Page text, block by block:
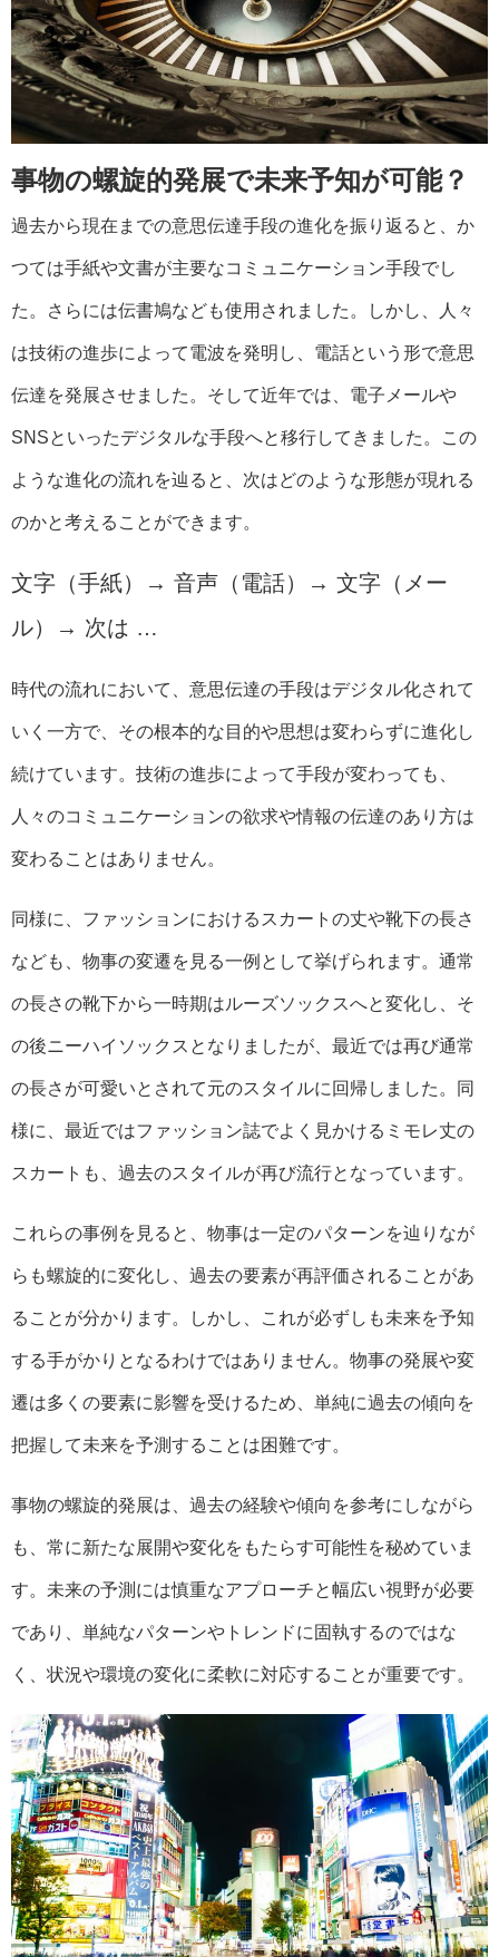
事物の螺旋的発展で未来予知が可能？
過去から現在までの意思伝達手段の進化を振り返ると、か
つては手紙や文書が主要なコミュニケーション手段でし
た。さらには伝書鳩なども使用されました。しかし、人々
は技術の進歩によって電波を発明し、電話という形で意思
伝達を発展させました。そして近年では、電子メールや
SNSといったデジタルな手段へと移行してきました。この
ような進化の流れを辿ると、次はどのような形態が現れる
のかと考えることができます。
文字（手紙）→ 音声（電話）→ 文字（メー
ル）→ 次は …
時代の流れにおいて、意思伝達の手段はデジタル化されて
いく一方で、その根本的な目的や思想は変わらずに進化し
続けています。技術の進歩によって手段が変わっても、
人々のコミュニケーションの欲求や情報の伝達のあり方は
変わることはありません。
同様に、ファッションにおけるスカートの丈や靴下の長さ
なども、物事の変遷を見る一例として挙げられます。通常
の長さの靴下から一時期はルーズソックスへと変化し、そ
の後ニーハイソックスとなりましたが、最近では再び通常
の長さが可愛いとされて元のスタイルに回帰しました。同
様に、最近ではファッション誌でよく見かけるミモレ丈の
スカートも、過去のスタイルが再び流行となっています。
これらの事例を見ると、物事は一定のパターンを辿りなが
らも螺旋的に変化し、過去の要素が再評価されることがあ
ることが分かります。しかし、これが必ずしも未来を予知
する手がかりとなるわけではありません。物事の発展や変
遷は多くの要素に影響を受けるため、単純に過去の傾向を
把握して未来を予測することは困難です。
事物の螺旋的発展は、過去の経験や傾向を参考にしながら
も、常に新たな展開や変化をもたらす可能性を秘めていま
す。未来の予測には慎重なアプローチと幅広い視野が必要
であり、単純なパターンやトレンドに固執するのではな
く、状況や環境の変化に柔軟に対応することが重要です。